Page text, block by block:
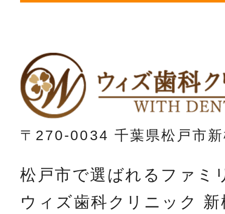
〒270-0034 千葉県松戸市
松戸市で選ばれるファミ
ウィズ歯科クリニック 新